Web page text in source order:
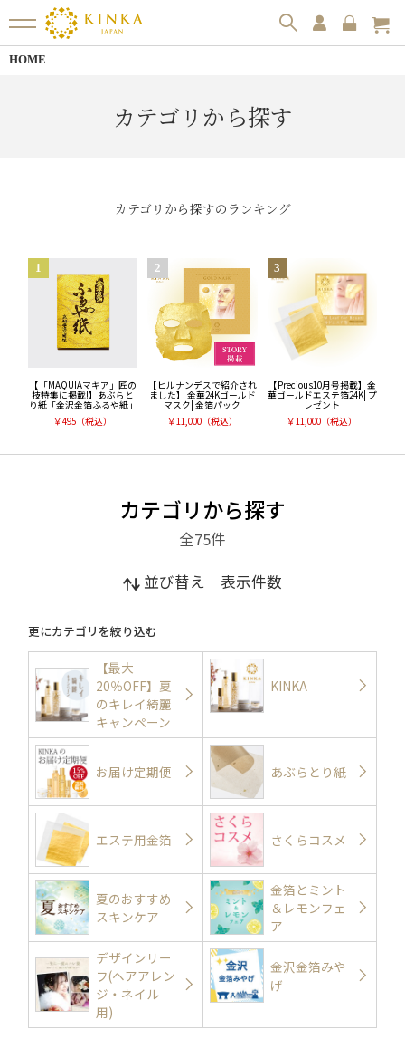
HOME
カテゴリから探す
カテゴリから探すのランキング
【「MAQUIAマキア」匠の
技特集に掲載!】あぶらと
り紙「金沢金箔ふるや紙」
￥495 （税込）
【ヒルナンデスで紹介され
ました】 金華24Kゴールド
マスク| 金箔パック
￥11,000（税込）
【Precious10月号掲載】金
華ゴールドエステ箔24K| プ
レゼント
￥11,000 （税込）
カテゴリから探す
全75件
並び替え
表示件数
更にカテゴリを絞り込む
【最大
20％OFF】夏
のキレイ綺麗
キャンペーン
KINKA
お届け定期便 あぶらとり紙
エステ用金箔 さくらコスメ
夏のおすすめ
スキンケア
金箔とミント
＆レモンフェ
ア
デザインリー
フ(ヘアアレン
ジ・ネイル
用)
金沢金箔みや
げ